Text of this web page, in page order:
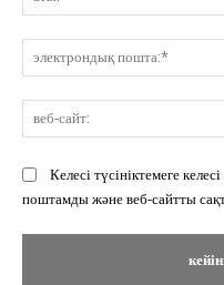
Келесі түсініктемеге
поштамды және веб-сайтты